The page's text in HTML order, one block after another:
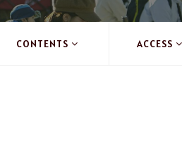
CONTENTS ACCESS